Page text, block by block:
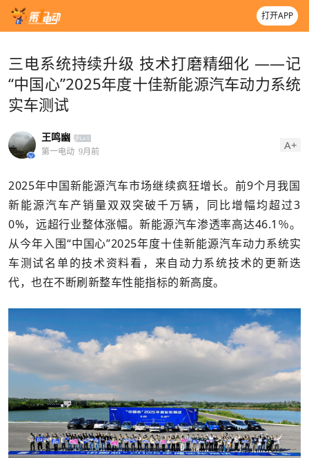
打开APP
三电系统持续升级 技术打磨精细化 ——记
“中国心”2025年度十佳新能源汽车动力系统
实车测试
王鸣幽
第一电动 9月前 A+
2025年中国新能源汽车市场继续疯狂增长。前9个月我国
新能源汽车产销量双双突破千万辆，同比增幅均超过3
0%，远超行业整体涨幅。新能源汽车渗透率高达46.1％。
从今年入围“中国心”2025年度十佳新能源汽车动力系统实
车测试名单的技术资料看，来自动力系统技术的更新迭
代，也在不断刷新整车性能指标的新高度。